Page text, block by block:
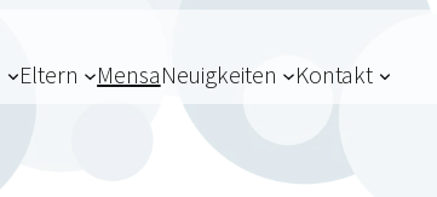
Eltern MensaNeuigkeiten Kontakt